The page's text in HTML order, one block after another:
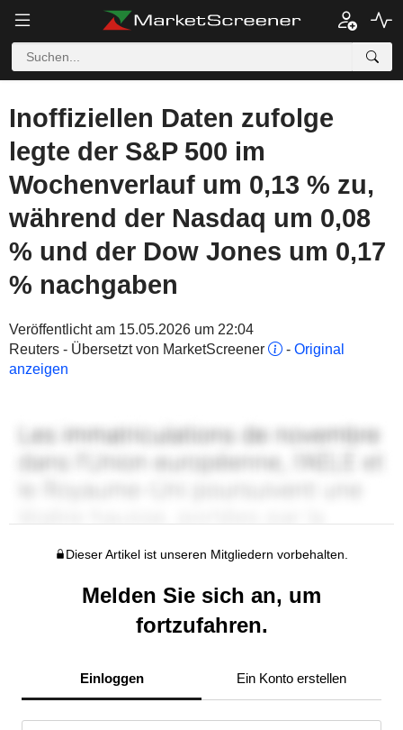
Inoffiziellen Daten zufolge
legte der S&P 500 im
Wochenverlauf um 0,13 % zu,
während der Nasdaq um 0,08
% und der Dow Jones um 0,17
% nachgaben
Veröffentlicht am 15.05.2026 um 22:04
Reuters - Übersetzt von MarketScreener
- Original
anzeigen
Dieser Artikel ist unseren Mitgliedern vorbehalten.
Melden Sie sich an, um
fortzufahren.
Einloggen Ein Konto erstellen